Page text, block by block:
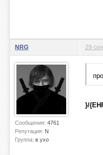
NRG
Сообщения: 4761
Репутация: N
Группа: в ухо
29
}/